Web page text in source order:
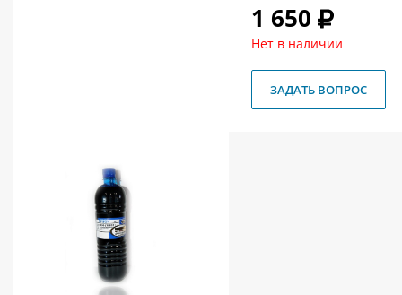
Политика конфиденциальности
1 650
Нет в наличии
ЗАДАТЬ ВОПРОС